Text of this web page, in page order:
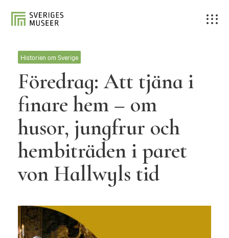
Historien om Sverige
Föredrag: Att tjäna i
finare hem – om
husor, jungfrur och
hembiträden i paret
von Hallwyls tid